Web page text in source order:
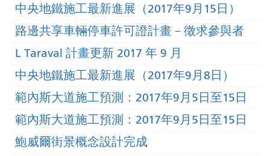
中央地鐵施工最新進展（2017年9月15日）
路邊共享車輛停車許可證計畫－徵求參與者
L Taraval 計畫更新 2017 年 9 月
中央地鐵施工最新進展（2017年9月8日）
範內斯大道施工預測：2017年9月5日至15日
範內斯大道施工預測：2017年9月5日至15日
鮑威爾街景概念設計完成